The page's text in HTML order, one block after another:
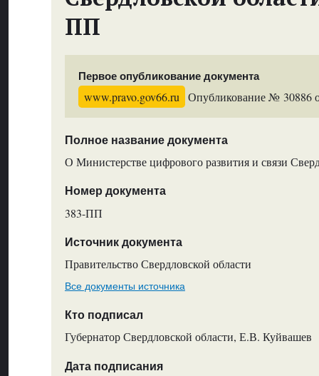
ПП
Первое опубликование документа
www.pravo.gov66.ru Опубликование № 30886
Полное название документа
О Министерстве цифрового развития и связи
Номер документа
383-ПП
Источник документа
Правительство Свердловской области
Все документы источника
Кто подписал
Губернатор Свердловской области, Е.В. Куйвашев
Дата подписания